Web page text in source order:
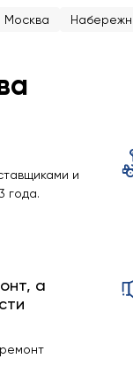
Москва
и
года.
а